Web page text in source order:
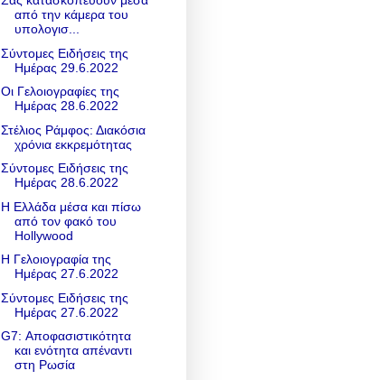
από την κάμερα του
υπολογισ...
Σύντομες Ειδήσεις της
Ημέρας 29.6.2022
Οι Γελοιογραφίες της
Ημέρας 28.6.2022
Στέλιος Ράμφος: Διακόσια
χρόνια εκκρεμότητας
Σύντομες Ειδήσεις της
Ημέρας 28.6.2022
Η Ελλάδα μέσα και πίσω
από τον φακό του
Hollywood
Η Γελοιογραφία της
Ημέρας 27.6.2022
Σύντομες Ειδήσεις της
Ημέρας 27.6.2022
G7: Αποφασιστικότητα
και ενότητα απέναντι
στη Ρωσία